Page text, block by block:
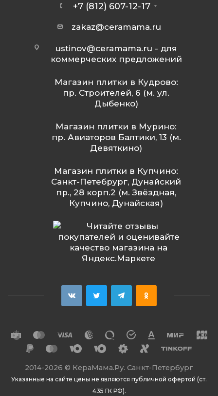
+7 (812) 607-12-17
zakaz@ceramama.ru
ustinov@ceramama.ru - для
коммерческих предложений
Магазин плитки в Кудрово:
пр. Строителей, 6 (м. ул.
Дыбенко)
Магазин плитки в Мурино:
пр. Авиаторов Балтики, 13 (м.
Девяткино)
Магазин плитки в Купчино:
Санкт-Петебрург, Дунайский
пр., 28 корп.2 (м. Звёздная,
Купчино, Дунайская)
2014-2026 © КераМама.Ру. Санкт-Петербург
Указанные на сайте цены не являются публичной офертой (ст.
435 ГК РФ).